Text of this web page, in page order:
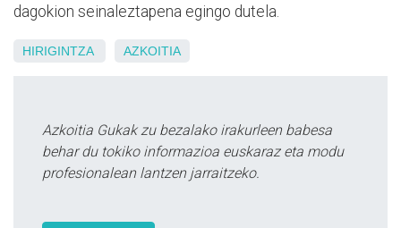
dagokion seinaleztapena egingo dutela.
HIRIGINTZA AZKOITIA
Azkoitia Gukak zu bezalako irakurleen babesa
behar du tokiko informazioa euskaraz eta modu
profesionalean lantzen jarraitzeko.